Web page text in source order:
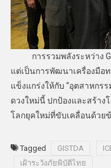
การรวมพลังระหว่าง
แต่เป็นการพัฒนาเครื่องมือ
แข็งแกร่งให้กับ “อุตสาหกรร
ดวงใหม่นี้ ปกป้องและสร้าง
โลกยุคใหม่ที่ขับเคลื่อนด้วย
Tagged GISTDA
เฝ้าระวังภัยพิบัติไทย